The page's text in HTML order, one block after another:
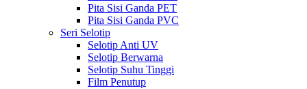
Pita Sisi Ganda PET
Pita Sisi Ganda PVC
Seri Selotip
Selotip Anti UV
Selotip Berwarna
Selotip Suhu Tinggi
Film Penutup